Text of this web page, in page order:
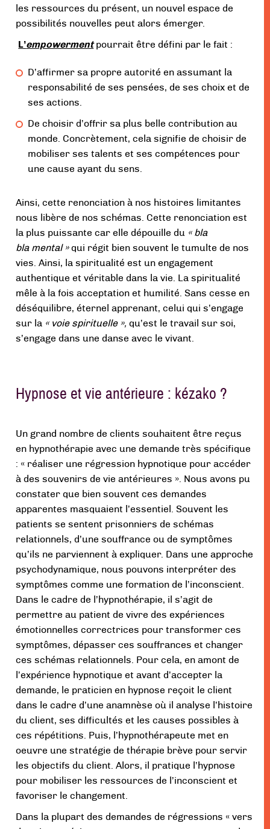
les ressources du présent, un nouvel espace de
possibilités nouvelles peut alors émerger.
L’empowermentpourrait être défini par le fait :
D’affirmer sa propre autorité en assumant la
responsabilité de ses pensées, de ses choix et de
ses actions.
De choisir d’offrir sa plus belle contribution au
monde. Concrètement, cela signifie de choisir de
mobiliser ses talents et ses compétences pour
une cause ayant du sens.
Ainsi, cette renonciation à nos histoires limitantes
nous libère de nos schémas. Cette renonciation est
la plus puissante car elle dépouille du « bla
bla mental »qui régit bien souvent le tumulte de nos
vies. Ainsi, la spiritualité est un engagement
authentique et véritable dans la vie. La spiritualité
mêle à la fois acceptation et humilité. Sans cesse en
déséquilibre, éternel apprenant, celui qui s’engage
sur la « voie spirituelle », qu’est le travail sur soi,
s’engage dans une danse avec le vivant.
Hypnose et vie antérieure : kézako ?
Un grand nombre de clients souhaitent être reçus
en hypnothérapie avec une demande très spécifique
: « réaliser une régression hypnotique pour accéder
à des souvenirs de vie antérieures ». Nous avons pu
constater que bien souvent ces demandes
apparentes masquaient l’essentiel. Souvent les
patients se sentent prisonniers de schémas
relationnels, d’une souffrance ou de symptômes
qu’ils ne parviennent à expliquer. Dans une approche
psychodynamique, nous pouvons interpréter des
symptômes comme une formation de l’inconscient.
Dans le cadre de l’hypnothérapie, il s’agit de
permettre au patient de vivre des expériences
émotionnelles correctrices pour transformer ces
symptômes, dépasser ces souffrances et changer
ces schémas relationnels. Pour cela, en amont de
l’expérience hypnotique et avant d’accepter la
demande, le praticien en hypnose reçoit le client
dans le cadre d’une anamnèse où il analyse l’histoire
du client, ses difficultés et les causes possibles à
ces répétitions. Puis, l’hypnothérapeute met en
oeuvre une stratégie de thérapie brève pour servir
les objectifs du client. Alors, il pratique l’hypnose
pour mobiliser les ressources de l’inconscient et
favoriser le changement.
Dans la plupart des demandes de régressions « vers